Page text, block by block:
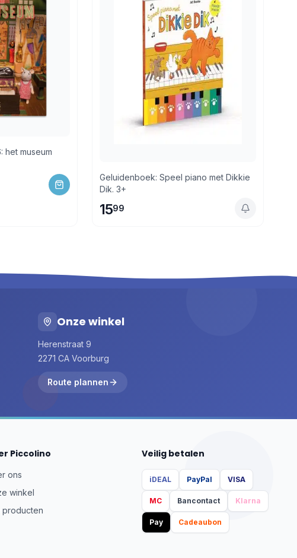
het museum
Geluidenboek: Speel piano met Dikkie
Dik. 3+
1599
Onze winkel
Herenstraat 9
2271 CA Voorburg
Route plannen
Piccolino
ons
winkel
producten
Veilig betalen
iDEAL PayPal VISA
MC Bancontact Klarna
Pay Cadeaubon